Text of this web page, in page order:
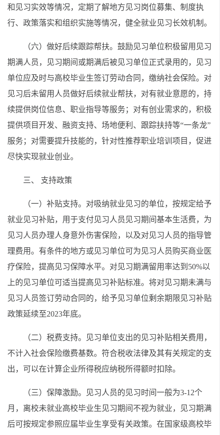
和见习实效等情况，定期了解地方见习岗位募集、制度执
行、政策落实和组织实施等情况，健全就业见习长效机制。
（六）做好后续跟踪帮扶。鼓励见习单位积极留用见习
期满人员，见习期间或期满后被见习单位正式录用的，见习
单位应及时与高校毕业生签订劳动合同，缴纳社会保险。对
见习后未留用人员做好后续就业帮扶，对有就业意愿的，持
续提供岗位信息、职业指导等服务；对有创业需求的，积极
提供项目开发、融资支持、场地便利、跟踪扶持等“一条龙”
服务；对需要提升技能的，针对性推荐职业培训项目，促进
尽快实现就业创业。
三、 支持政策
（一）补贴支持。对吸纳就业见习的单位，按规定给予
就业见习补贴，用于支付见习人员见习期间基本生活费，为
见习人员办理人身意外伤害保险，以及对见习人员的指导管
理费用。有条件的地方或见习单位可为见习人员购买商业医
疗保险，提高见习保障水平。对见习期满留用率达到50%以
上的见习单位可适当提高见习补贴标准。将对见习期未满与
见习人员签订劳动合同的，给予见习单位剩余期限见习补贴
政策延续至2023年底。
（二）税费支持。见习单位支出的见习补贴相关费用，
不计入社会保险缴费基数。符合税收法律及其有关规定的支
出，可以在计算企业所得税应纳税所得额时扣除。
（三）保障激励。见习人员的见习时间一般为3-12个
月，离校未就业高校毕业生见习期间不视为就业，见习期满
后可按规定参照应届毕业生享受有关政策。在国家级高校毕